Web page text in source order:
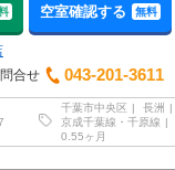
空室確認する 無料
合せ
043-201-3611
千葉市中央区 長洲
京成千葉線・千原線
0.55ヶ月